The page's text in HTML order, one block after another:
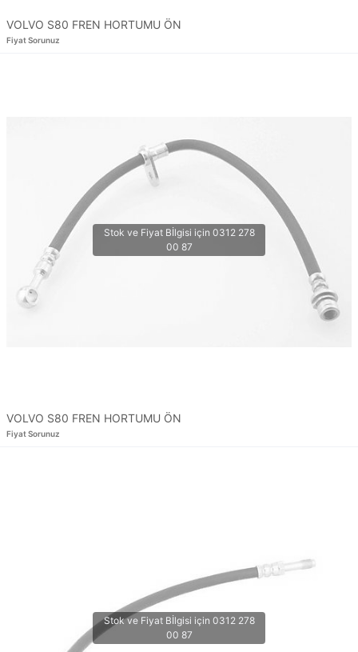
VOLVO S80 FREN HORTUMU ÖN
Fiyat Sorunuz
VOLVO S80 FREN HORTUMU ÖN
Fiyat Sorunuz